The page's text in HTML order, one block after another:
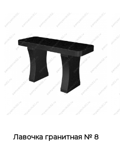
Лавочка гранитная № 8